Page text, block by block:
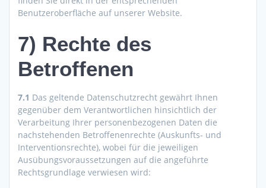
Benutzeroberfläche auf unserer Website.
7) Rechte des
Betroffenen
7.1 Das geltende Datenschutzrecht gewährt Ihnen
gegenüber dem Verantwortlichen hinsichtlich der
Verarbeitung Ihrer personenbezogenen Daten die
nachstehenden Betroffenenrechte (Auskunfts- und
Interventionsrechte), wobei für die jeweiligen
Ausübungsvoraussetzungen auf die angeführte
Rechtsgrundlage verwiesen wird: